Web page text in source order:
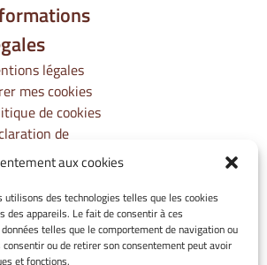
aux cookies
des technologies telles que les cookies
des appareils. Le fait de consentir à ces
telles que le comportement de navigation ou
ou de retirer son consentement peut avoir
et fonctions.
légales
mes cookies
de cookies
de